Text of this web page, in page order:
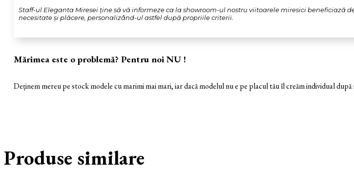
Staff-ul Eleganta Miresei ține să vă informeze ca la showroom-ul nostru viitoarele miresici beneficiază
necesitate și plăcere, personalizând-ul astfel după propriile criterii.
Mărimea este o problemă? Pentru noi NU !
Deținem mereu pe stock modele cu marimi mai mari, iar dacă modelul nu e pe placul tău îl creăm individual
Produse similare